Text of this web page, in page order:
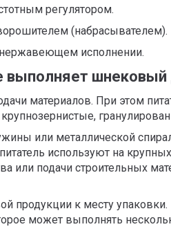
регулятором.
(набрасывателем).
нержавеющем исполнении.
шнековый
материалов. При этом
или металлической
используют на
подачи строительных
продукции к месту
может выполнять